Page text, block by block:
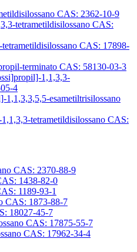
CAS: 2362-10-9
tetrametildisilossano CAS:
CAS: 17898-
terminato CAS: 58130-03-3
1,1,3,3-
4
1,1,3,3,5,5-esametiltrisilossano
tetrametildisilossano CAS:
CAS: 2370-88-9
1438-82-0
1189-93-1
CAS: 1873-88-7
18027-45-7
CAS: 17875-55-7
CAS: 17962-34-4